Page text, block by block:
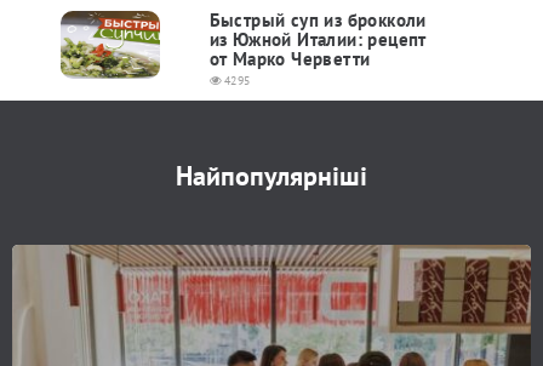
Быстрый суп из брокколи
из Южной Италии: рецепт
от Марко Черветти
4295
Найпопулярніші